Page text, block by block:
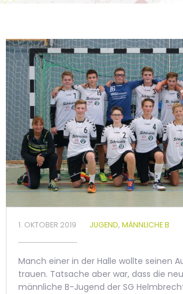
1. OKTOBER 2019 JUGEND, MÄNNLICHE B
Manch einer in der Halle wollte seinen
trauen. Tatsache aber war, dass die
männliche B-Jugend der SG